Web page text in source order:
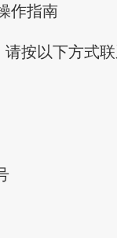
作指南
按以下方式